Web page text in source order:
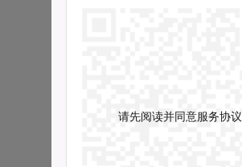
请先阅读并同意服务协议